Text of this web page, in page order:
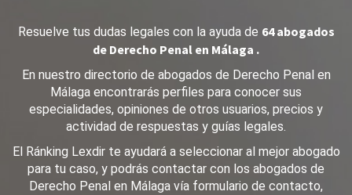
Resuelve tus dudas legales con la ayuda de 64 abogados
de Derecho Penal en Málaga .
En nuestro directorio de abogados de Derecho Penal en
Málaga encontrarás perfiles para conocer sus
especialidades, opiniones de otros usuarios, precios y
actividad de respuestas y guías legales.
El Ránking Lexdir te ayudará a seleccionar al mejor abogado
para tu caso, y podrás contactar con los abogados de
Derecho Penal en Málaga vía formulario de contacto,